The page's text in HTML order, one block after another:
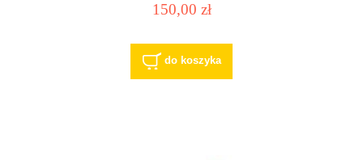
paliwowa
150,00 zł
do koszyka